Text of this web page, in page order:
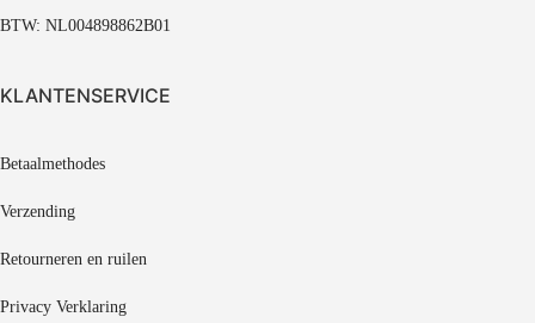
BTW: NL004898862B01
KLANTENSERVICE
Betaalmethodes
Verzending
Retourneren en ruilen
Privacy Verklaring